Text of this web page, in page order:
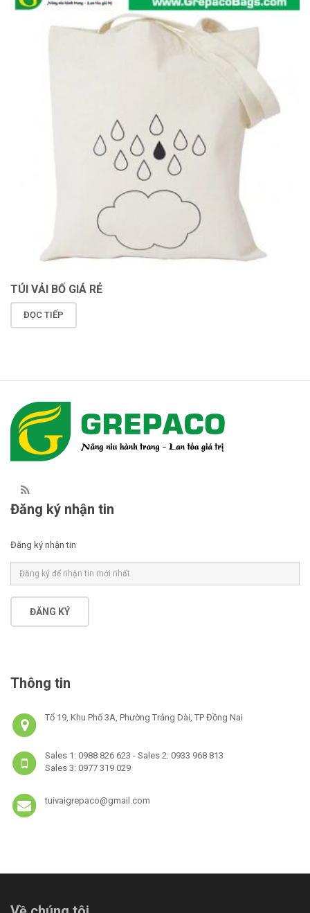
TÚI VẢI BỐ GIÁ RẺ
ĐỌC TIẾP
Đăng ký nhận tin
Đăng ký nhận tin
ĐĂNG KÝ
Thông tin
Tổ 19, Khu Phố 3A, Phường Trảng Dài, TP Đồng Nai
Sales 1: 0988 826 623 - Sales 2: 0933 968 813
Sales 3: 0977 319 029
tuivaigrepaco@gmail.com